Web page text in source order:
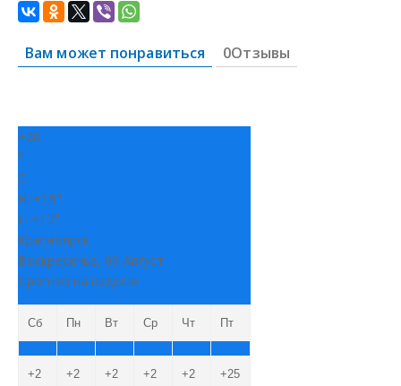
Вам может понравиться 0Отзывы
+20
°
C
H: +19°
L: +12°
Красноярск
Воскресенье, 09 Август
Прогноз на неделю
Сб Пн Вт Ср Чт Пт
+2
+2
+2
+2
+2
+25